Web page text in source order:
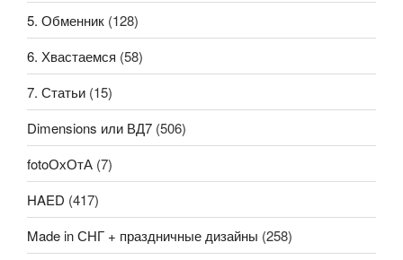
5. Обменник (128)
6. Хвастаемся (58)
7. Статьи (15)
Dimensions или ВД7 (506)
fotoОхОтА (7)
HAED (417)
Made in СНГ + праздничные дизайны (258)